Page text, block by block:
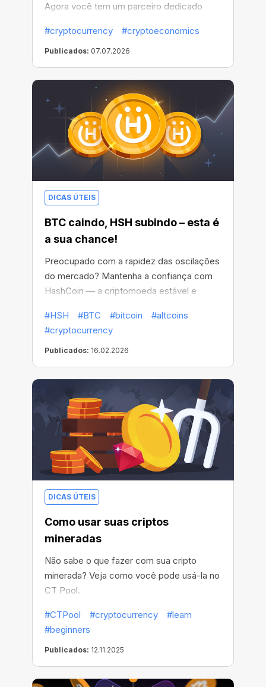
Agora você tem um parceiro dedicado
#cryptocurrency
#cryptoeconomics
Publicados: 07.07.2026
DICAS ÚTEIS
BTC caindo, HSH subindo – esta é
a sua chance!
Preocupado com a rapidez das oscilações
do mercado? Mantenha a confiança com
HashCoin — a criptomoeda estável e
ganhos previsíveis.
#HSH #BTC #bitcoin
#altcoins
#cryptocurrency
Publicados: 16.02.2026
DICAS ÚTEIS
Como usar suas criptos
mineradas
Não sabe o que fazer com sua cripto
minerada? Veja como você pode usá-la no
CT Pool.
#CTPool #cryptocurrency
#learn
#beginners
Publicados: 12.11.2025